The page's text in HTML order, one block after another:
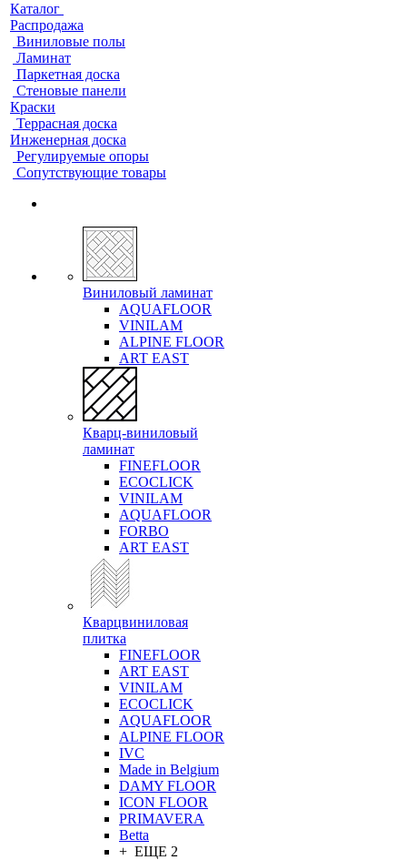
Каталог
Распродажа
Виниловые полы
Ламинат
Паркетная доска
Стеновые панели
Краски
Террасная доска
Инженерная доска
Регулируемые опоры
Сопутствующие товары
Виниловый ламинат
AQUAFLOOR
VINILAM
ALPINE FLOOR
ART EAST
Кварц-виниловый
ламинат
FINEFLOOR
ECOCLICK
VINILAM
AQUAFLOOR
FORBO
ART EAST
Кварцвиниловая
плитка
FINEFLOOR
ART EAST
VINILAM
ECOCLICK
AQUAFLOOR
ALPINE FLOOR
IVC
Made in Belgium
DAMY FLOOR
ICON FLOOR
PRIMAVERA
Betta
+ ЕЩЕ 2